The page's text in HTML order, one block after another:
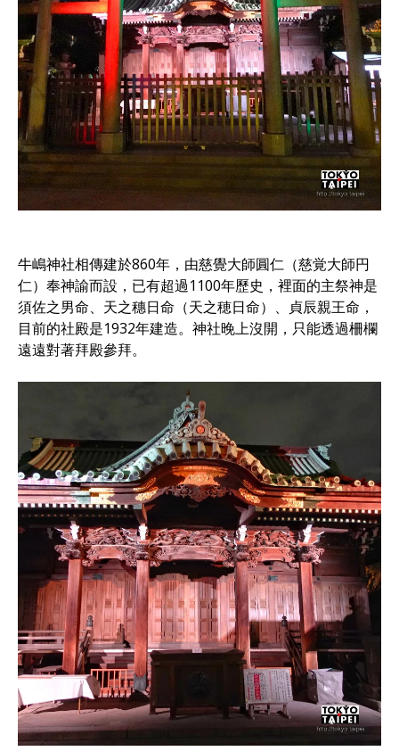
牛嶋神社相傳建於860年，由慈覺大師圓仁（慈覚大師円
仁）奉神諭而設，已有超過1100年歷史，裡面的主祭神是
須佐之男命、天之穗日命（天之穂日命）、貞辰親王命，
目前的社殿是1932年建造。神社晚上沒開，只能透過柵欄
遠遠對著拜殿參拜。